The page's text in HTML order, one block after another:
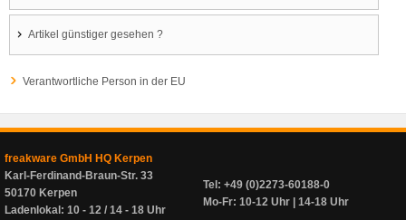
Artikel günstiger gesehen ?
Verantwortliche Person in der EU
freakware GmbH HQ Kerpen
Karl-Ferdinand-Braun-Str. 33
50170 Kerpen
Ladenlokal: 10 - 12 / 14 - 18 Uhr
Tel: +49 (0)2273-60188-0
Mo-Fr: 10-12 Uhr | 14-18 Uhr